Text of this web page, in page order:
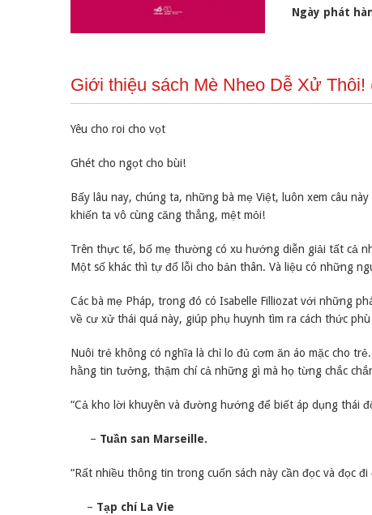
Ngày phát
Giới thiệu sách Mè Nheo Dễ Xử
Yêu cho roi cho vọt
Ghét cho ngọt cho bùi!
Bấy lâu nay, chúng ta, những bà mẹ Việt, luôn xem câu
khiến ta vô cùng căng thẳng, mệt mỏi!
Trên thực tế, bố mẹ thường có xu hướng diễn giải tất cả
Một số khác thì tự đổ lỗi cho bản thân. Và liệu có những
Các bà mẹ Pháp, trong đó có Isabelle Filliozat với những
về cư xử thái quá này, giúp phụ huynh tìm ra cách thức
Nuôi trẻ không có nghĩa là chỉ lo đủ cơm ăn áo mặc cho
hằng tin tưởng, thậm chí cả những gì mà họ từng chắc
“Cả kho lời khuyên và đường hướng để biết áp dụng thái
– Tuần san Marseille.
“Rất nhiều thông tin trong cuốn sách này cần đọc và đọc
– Tạp chí La Vie